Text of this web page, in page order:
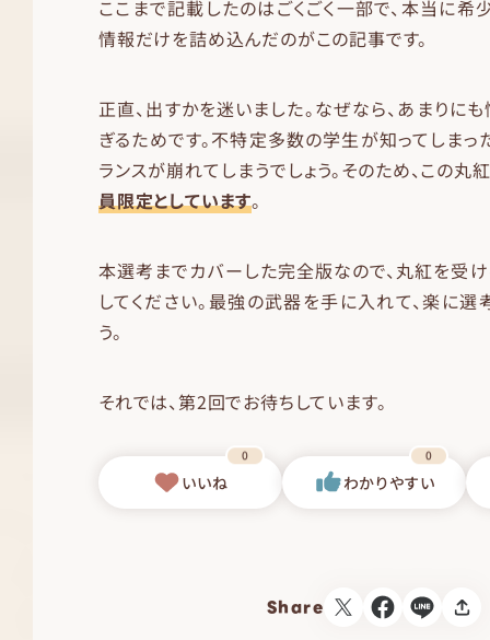
ここまで記載したのはごくごく一部で、本当に希
情報だけを詰め込んだのがこの記事です。
正直、出すかを迷いました。なぜなら、あまりに
ぎるためです。不特定多数の学生が知ってしまっ
ランスが崩れてしまうでしょう。そのため、この丸
員限定としています。
本選考までカバーした完全版なので、丸紅を受
してください。最強の武器を手に入れて、楽に選
う。
それでは、第2回でお待ちしています。
いいね
0
わかりやすい
0
Share